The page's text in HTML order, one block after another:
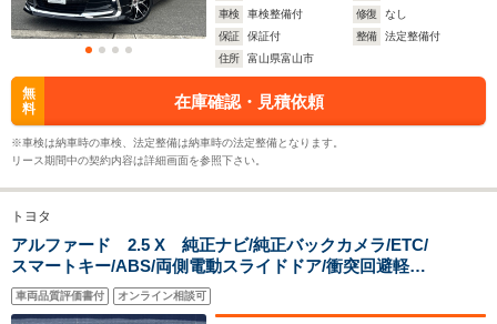
WLTCモード
燃費
排気量
駆動方式
10.2～17.8km/L
└市街地:7.1～
15.6km/L
19.6km/L
└高速道路:12.2～
FF、4WD 4WD
└市街地
└郊外
車検
車検整備付 修復
なし
保証
保証付 整備
法定整備付
住所
富山県富山市
無
料
在庫確認・見積依頼
※車検は納車時の車検、法定整備は納車時の法定整備となります。
リース期間中の契約内容は詳細画面を参照下さい。
トヨタ
アルファード 2.5 X 純正ナビ/純正バックカメラ/ETC/
スマートキー/ABS/両側電動スライドドア/衝突回避軽減/
横滑り防止装置/PS/PW
車両品質評価書付 オンライン相談可